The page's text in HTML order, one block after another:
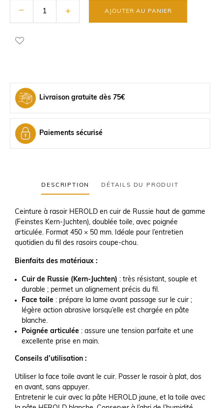
AJOUTER AU PANIER
Livraison gratuite dès 75€
Paiements sécurisé
DESCRIPTION DÉTAILS DU PRODUIT
Ceinture à rasoir HEROLD en cuir de Russie haut de gamme
(Feinstes Kern-Juchten), doublée toile, avec poignée
articulée. Format 450 × 50 mm. Idéale pour l’entretien
quotidien du fil des rasoirs coupe-chou.
Bienfaits des matériaux :
Cuir de Russie (Kern-Juchten) : très résistant, souple et
durable ; permet un alignement précis du fil.
Face toile : prépare la lame avant passage sur le cuir ;
légère action abrasive lorsqu’elle est chargée en pâte
blanche.
Poignée articulée : assure une tension parfaite et une
excellente prise en main.
Conseils d’utilisation :
Utiliser la face toile avant le cuir. Passer le rasoir à plat, dos
en avant, sans appuyer.
Entretenir le cuir avec la pâte HEROLD jaune, et la toile avec